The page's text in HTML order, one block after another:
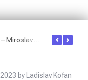
Rozhovor – Miroslav Šmíd – 22.3.2025
by Ladislav Kořan